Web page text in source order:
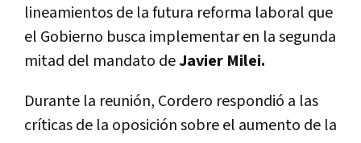
lineamientos de la futura reforma laboral que
el Gobierno busca implementar en la segunda
mitad del mandato deJavier Milei.
Durante la reunión, Cordero respondió a las
críticas de la oposición sobre el aumento de la